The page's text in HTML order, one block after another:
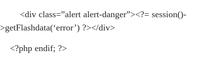
<div class=”alert alert-danger”><?= session()-
>getFlashdata(‘error’) ?></div>
<?php endif; ?>